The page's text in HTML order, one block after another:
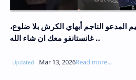
المدعو الناجم أبهاي الكرش بلا ضلوع،
غانستانفو معك ان شاء الله ..